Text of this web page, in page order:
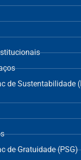
de Sustentabilidade
de Gratuidade (PSG)